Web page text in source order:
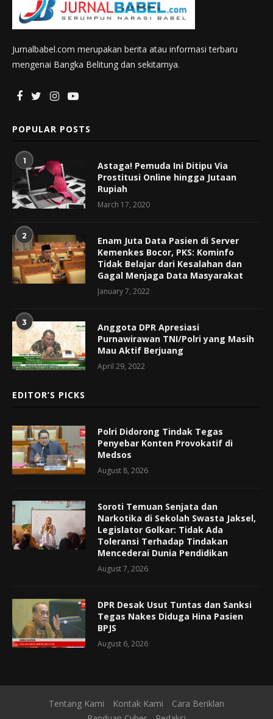
Jurnalbabel.com merupakan berita atau informasi terbaru
mengenai Bangka Belitung dan sekitarnya.
POPULAR POSTS
1
Astaga! Pemuda Ini Ditipu Via
Prostitusi Online hingga Jutaan
Rupiah
March 17, 2020
2
Enam Juta Data Pasien di Server
Kemenkes Bocor, PKS: Kominfo
Tidak Belajar dari Kesalahan dan
Gagal Menjaga Data Masyarakat
January 7, 2022
3
Anggota DPR Apresiasi
Purnawirawan TNI/Polri yang Masih
Mau Aktif Berjuang
April 29, 2022
EDITOR’S PICKS
Polri Didorong Tindak Tegas
Penyebar Konten Provokatif di
Medsos
August 8, 2026
Soroti Temuan Senjata dan
Narkotika di Sekolah Swasta Jaksel,
Legislator Golkar: Tidak Ada
Toleransi Terhadap Tindakan
Mencederai Dunia Pendidikan
August 7, 2026
DPR Desak Usut Tuntas dan Sanksi
Tegas Nakes Diduga Hina Pasien
BPJS
August 6, 2026
Tentang Kami Kontak Kami
Cara Beriklan